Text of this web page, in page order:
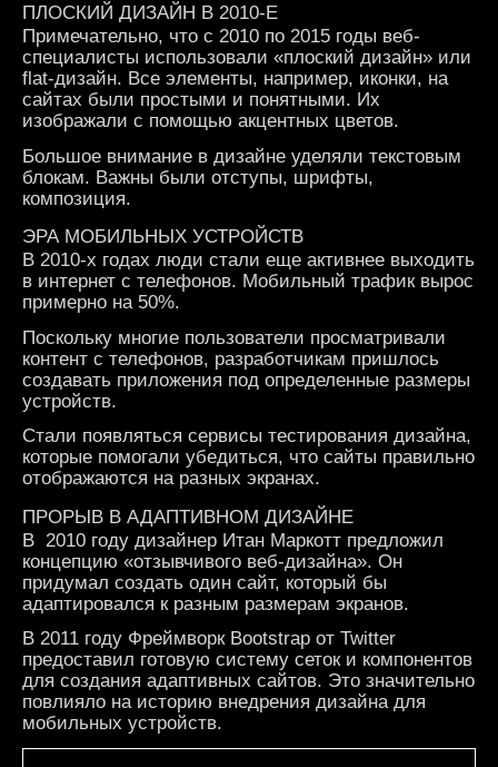
ПЛОСКИЙ ДИЗАЙН В 2010-Е
Примечательно, что с 2010 по 2015 годы веб-
специалисты использовали «плоский дизайн» или
flat-дизайн. Все элементы, например, иконки, на
сайтах были простыми и понятными. Их
изображали с помощью акцентных цветов.
Большое внимание в дизайне уделяли текстовым
блокам. Важны были отступы, шрифты,
композиция.
ЭРА МОБИЛЬНЫХ УСТРОЙСТВ
В 2010-х годах люди стали еще активнее выходить
в интернет с телефонов. Мобильный трафик вырос
примерно на 50%.
Поскольку многие пользователи просматривали
контент с телефонов, разработчикам пришлось
создавать приложения под определенные размеры
устройств.
Стали появляться сервисы тестирования дизайна,
которые помогали убедиться, что сайты правильно
отображаются на разных экранах.
ПРОРЫВ В АДАПТИВНОМ ДИЗАЙНЕ
В 2010 году дизайнер Итан Маркотт предложил
концепцию «отзывчивого веб-дизайна». Он
придумал создать один сайт, который бы
адаптировался к разным размерам экранов.
В 2011 году Фреймворк Bootstrap от Twitter
предоставил готовую систему сеток и компонентов
для создания адаптивных сайтов. Это значительно
повлияло на историю внедрения дизайна для
мобильных устройств.